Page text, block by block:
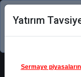
Şimdi
Yatırım
Sermaye